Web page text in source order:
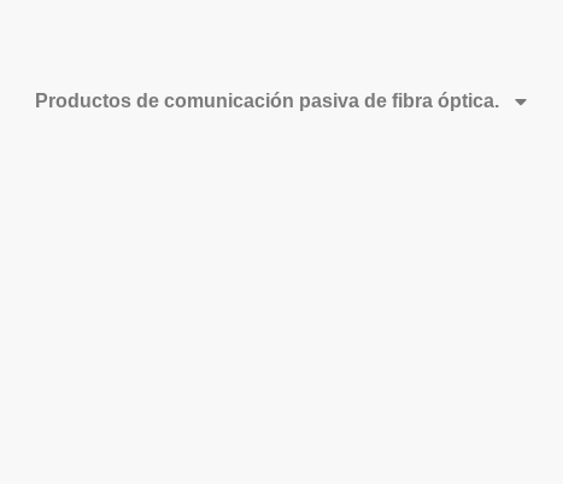
Productos de comunicación pasiva de fibra óptica.